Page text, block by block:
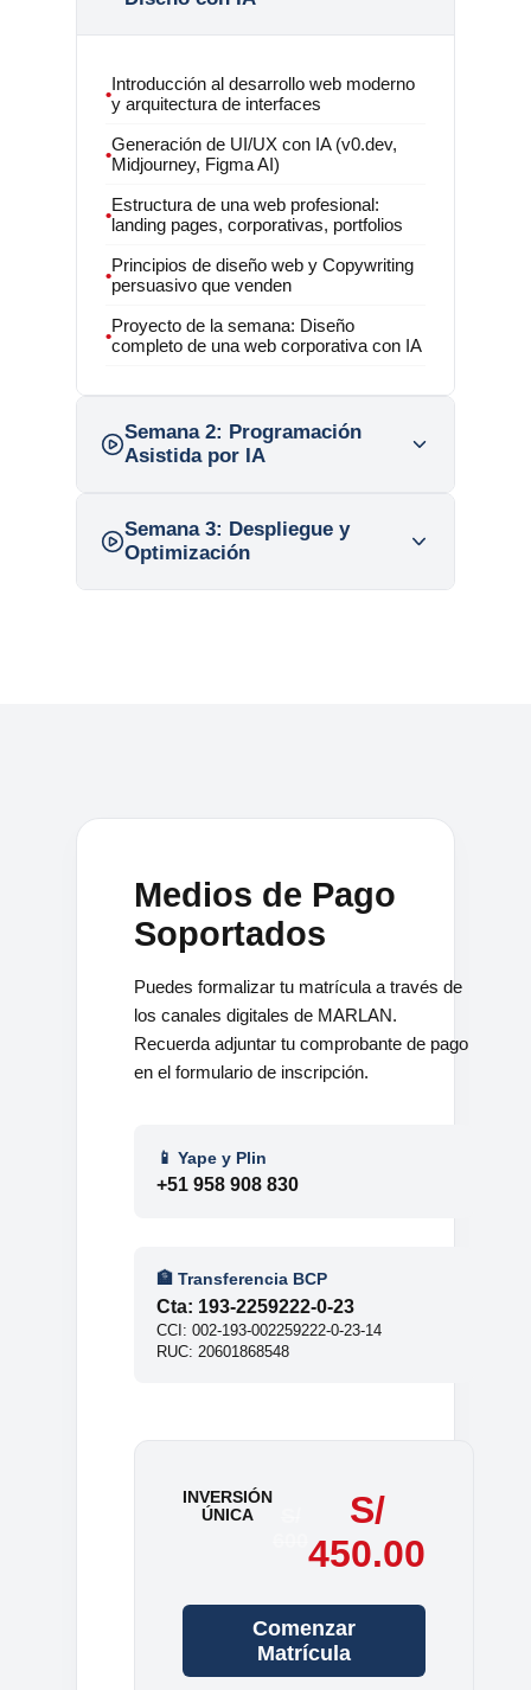
•Introducción al desarrollo web moderno
y arquitectura de interfaces
•Generación de UI/UX con IA (v0.dev,
Midjourney, Figma AI)
•Estructura de una web profesional:
landing pages, corporativas, portfolios
•Principios de diseño web y Copywriting
persuasivo que venden
•Proyecto de la semana: Diseño
completo de una web corporativa con IA
Semana 2: Programación
Asistida por IA
Semana 3: Despliegue y
Optimización
Medios de Pago
Soportados
Puedes formalizar tu matrícula a través de
los canales digitales de MARLAN.
Recuerda adjuntar tu comprobante de pago
en el formulario de inscripción.
📱 Yape y Plin
+51 958 908 830
🏦 Transferencia BCP
Cta: 193-2259222-0-23
CCI: 002-193-002259222-0-23-14
RUC: 20601868548
INVERSIÓN
ÚNICA
S/
450.00
Comenzar
Matrícula